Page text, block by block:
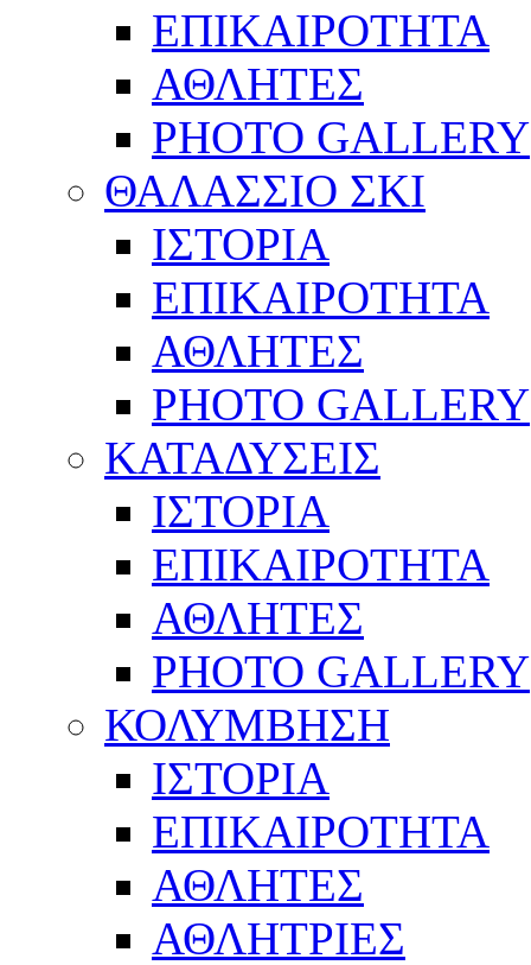
ΕΠΙΚΑΙΡΟΤΗΤΑ
ΑΘΛΗΤΕΣ
PHOTO GALLERY
ΘΑΛΑΣΣΙΟ ΣΚΙ
ΙΣΤΟΡΙΑ
ΕΠΙΚΑΙΡΟΤΗΤΑ
ΑΘΛΗΤΕΣ
PHOTO GALLERY
ΚΑΤΑΔΥΣΕΙΣ
ΙΣΤΟΡΙΑ
ΕΠΙΚΑΙΡΟΤΗΤΑ
ΑΘΛΗΤΕΣ
PHOTO GALLERY
ΚΟΛΥΜΒΗΣΗ
ΙΣΤΟΡΙΑ
ΕΠΙΚΑΙΡΟΤΗΤΑ
ΑΘΛΗΤΕΣ
ΑΘΛΗΤΡΙΕΣ